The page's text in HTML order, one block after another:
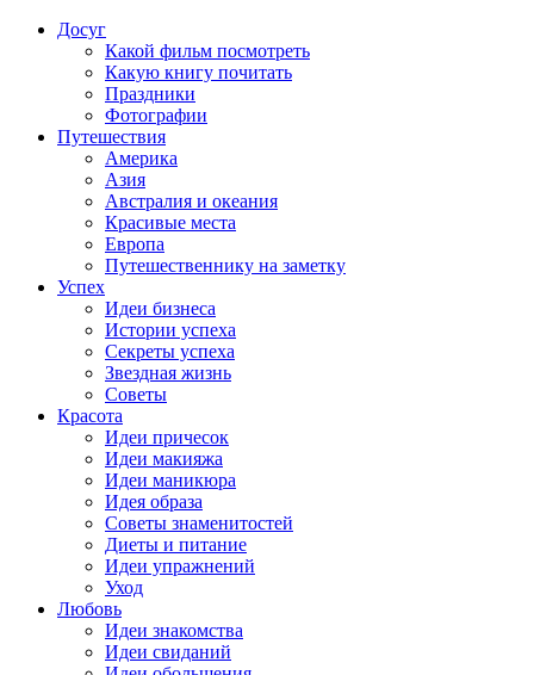
Досуг
Какой фильм посмотреть
Какую книгу почитать
Праздники
Фотографии
Путешествия
Америка
Азия
Австралия и океания
Красивые места
Европа
Путешественнику на заметку
Успех
Идеи бизнеса
Истории успеха
Секреты успеха
Звездная жизнь
Советы
Красота
Идеи причесок
Идеи макияжа
Идеи маникюра
Идея образа
Советы знаменитостей
Диеты и питание
Идеи упражнений
Уход
Любовь
Идеи знакомства
Идеи свиданий